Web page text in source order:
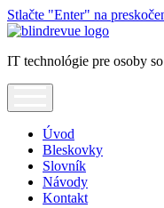
Stlačte "Enter" na
Blindrevue
IT technológie pre osoby
Úvod
Bleskovky
Slovník
Návody
Kontakt